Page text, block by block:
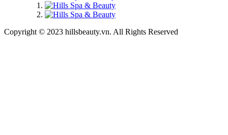
Copyright © 2023 hillsbeauty.vn. All Rights Reserved